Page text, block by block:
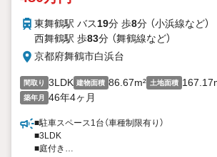
東舞鶴駅 バス19分 歩8分 （小浜線など）
西舞鶴駅 歩83分 （舞鶴線など）
京都府舞鶴市白浜台
間取り 3LDK 建物面積 86.67m² 土地面積
築年月 46年4ヶ月
■駐車スペース1台（車種制限有り）
■3LDK
■庭付き